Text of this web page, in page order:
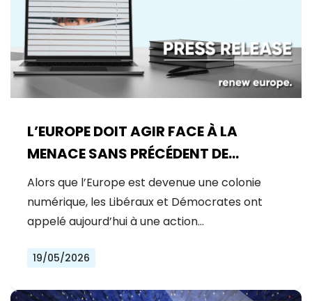
L’EUROPE DOIT AGIR FACE À LA
MENACE SANS PRÉCÉDENT DE
MYTHOS
Alors que l’Europe est devenue une colonie
numérique, les Libéraux et Démocrates ont
appelé aujourd’hui à une action…
19/05/2026